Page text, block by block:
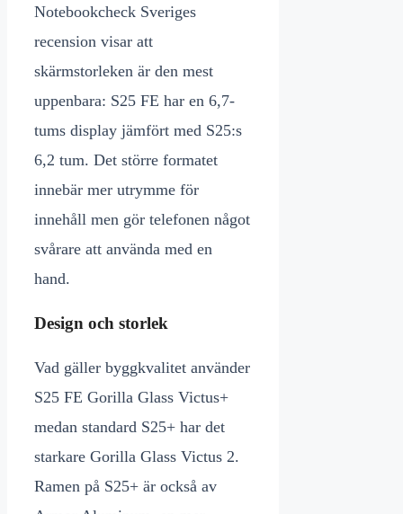
Notebookcheck Sveriges
recension visar att
skärmstorleken är den mest
uppenbara: S25 FE har en 6,7-
tums display jämfört med S25:s
6,2 tum. Det större formatet
innebär mer utrymme för
innehåll men gör telefonen något
svårare att använda med en
hand.
Design och storlek
Vad gäller byggkvalitet använder
S25 FE Gorilla Glass Victus+
medan standard S25+ har det
starkare Gorilla Glass Victus 2.
Ramen på S25+ är också av